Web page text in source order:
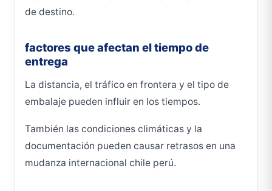
de destino.
factores que afectan el tiempo de
entrega
La distancia, el tráfico en frontera y el tipo de
embalaje pueden influir en los tiempos.
También las condiciones climáticas y la
documentación pueden causar retrasos en una
mudanza internacional chile perú.